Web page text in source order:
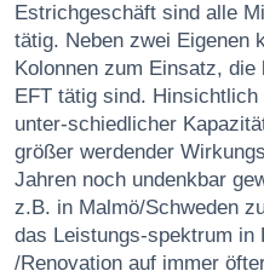
Estrichgeschäft sind alle
tätig. Neben zwei Eigenen
Kolonnen zum Einsatz,
EFT tätig sind.
unter-schiedlicher
größer werdender
Jahren noch undenkbar
z.B. in Malmö/Schweden
das Leistungs-spektrum in
/Renovation auf immer